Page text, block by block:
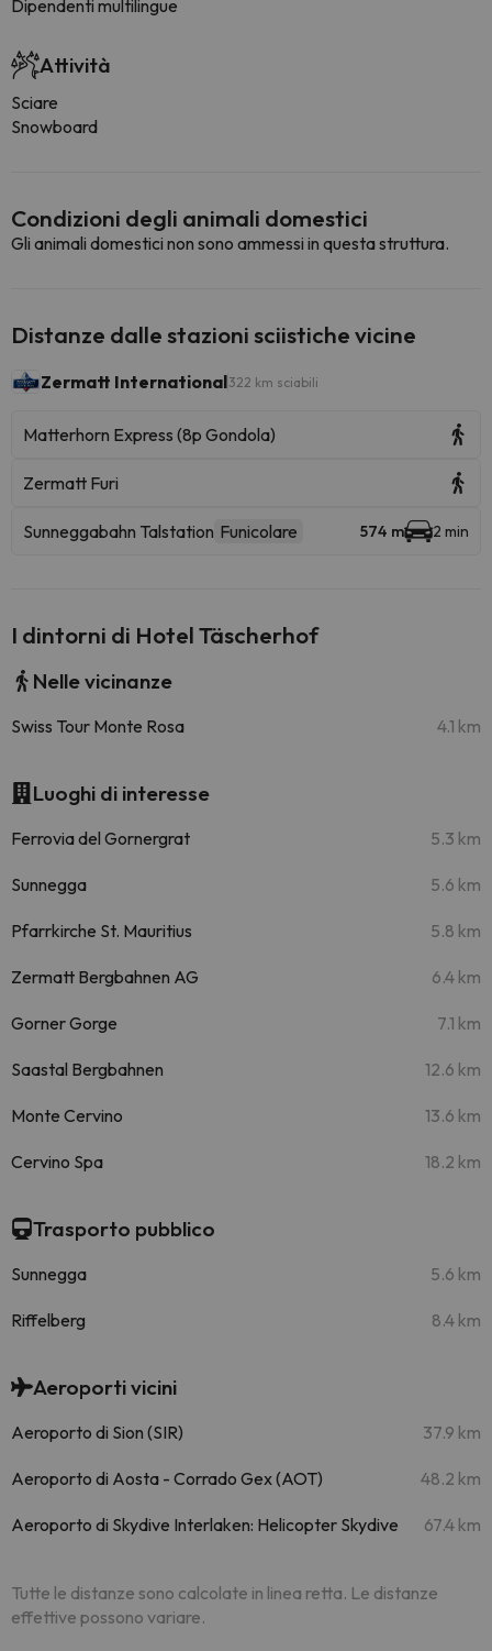
Dipendenti multilingue
Attività
Sciare
Snowboard
Condizioni degli animali domestici
Gli animali domestici non sono ammessi in questa struttura.
Distanze dalle stazioni sciistiche vicine
Zermatt International322 km sciabili
Matterhorn Express (8p Gondola)
Zermatt Furi
Sunneggabahn Talstation Funicolare 574 m 2 min
I dintorni di Hotel Täscherhof
Nelle vicinanze
Swiss Tour Monte Rosa 4.1 km
Luoghi di interesse
Ferrovia del Gornergrat 5.3 km
Sunnegga 5.6 km
Pfarrkirche St. Mauritius 5.8 km
Zermatt Bergbahnen AG 6.4 km
Gorner Gorge 7.1 km
Saastal Bergbahnen 12.6 km
Monte Cervino 13.6 km
Cervino Spa 18.2 km
Trasporto pubblico
Sunnegga 5.6 km
Riffelberg 8.4 km
Aeroporti vicini
Aeroporto di Sion (SIR) 37.9 km
Aeroporto di Aosta - Corrado Gex (AOT) 48.2 km
Aeroporto di Skydive Interlaken: Helicopter Skydive 67.4 km
Tutte le distanze sono calcolate in linea retta. Le distanze
effettive possono variare.